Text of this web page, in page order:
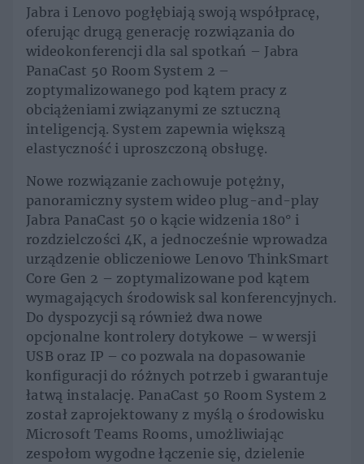
Jabra i Lenovo pogłębiają swoją współpracę,
oferując drugą generację rozwiązania do
wideokonferencji dla sal spotkań – Jabra
PanaCast 50 Room System 2 –
zoptymalizowanego pod kątem pracy z
obciążeniami związanymi ze sztuczną
inteligencją. System zapewnia większą
elastyczność i uproszczoną obsługę.
Nowe rozwiązanie zachowuje potężny,
panoramiczny system wideo plug-and-play
Jabra PanaCast 50 o kącie widzenia 180° i
rozdzielczości 4K, a jednocześnie wprowadza
urządzenie obliczeniowe Lenovo ThinkSmart
Core Gen 2 – zoptymalizowane pod kątem
wymagających środowisk sal konferencyjnych.
Do dyspozycji są również dwa nowe
opcjonalne kontrolery dotykowe – w wersji
USB oraz IP – co pozwala na dopasowanie
konfiguracji do różnych potrzeb i gwarantuje
łatwą instalację. PanaCast 50 Room System 2
został zaprojektowany z myślą o środowisku
Microsoft Teams Rooms, umożliwiając
zespołom wygodne łączenie się, dzielenie